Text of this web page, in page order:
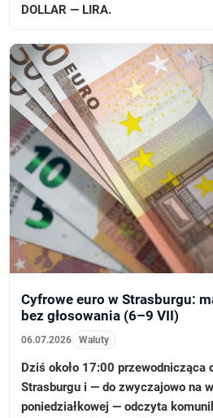
DOLLAR — LIRA.
Cyfrowe euro w Strasburgu:
bez głosowania (6–9 VII)
06.07.2026 Waluty
Dziś około 17:00
Strasburgu i — do zwyczajowo na
poniedziałkowej — odczyta